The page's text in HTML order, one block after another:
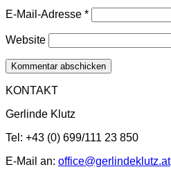
E-Mail-Adresse *
Website
KONTAKT
Gerlinde Klutz
Tel: +43 (0) 699/111 23 850
E-Mail an: office@gerlindeklutz.at